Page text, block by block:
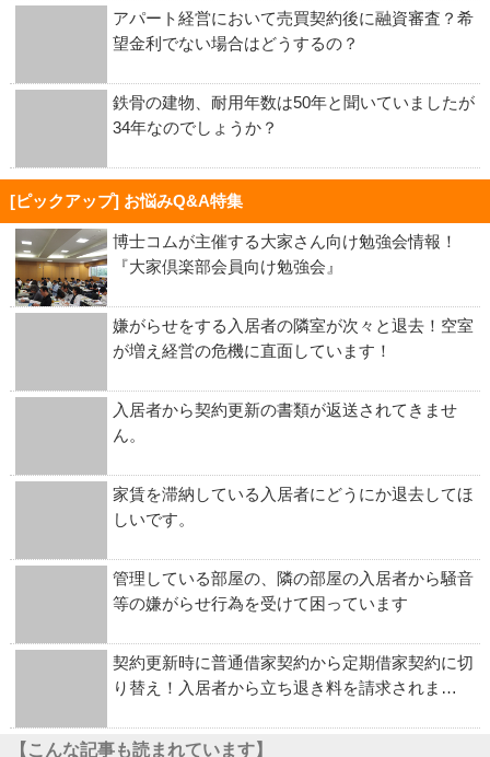
アパート経営において売買契約後に融資審査？希
望金利でない場合はどうするの？
鉄骨の建物、耐用年数は50年と聞いていましたが
34年なのでしょうか？
[ピックアップ] お悩みQ&A特集
博士コムが主催する大家さん向け勉強会情報！
『大家倶楽部会員向け勉強会』
嫌がらせをする入居者の隣室が次々と退去！空室
が増え経営の危機に直面しています！
入居者から契約更新の書類が返送されてきませ
ん。
家賃を滞納している入居者にどうにか退去してほ
しいです。
管理している部屋の、隣の部屋の入居者から騒音
等の嫌がらせ行為を受けて困っています
契約更新時に普通借家契約から定期借家契約に切
り替え！入居者から立ち退き料を請求されま…
【こんな記事も読まれています】